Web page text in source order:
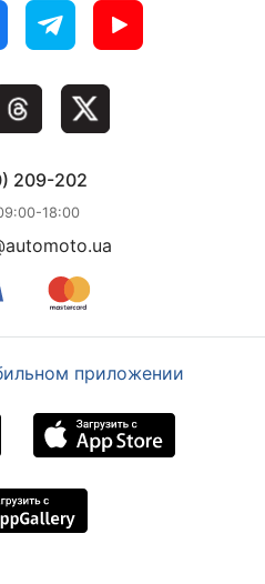
209-202
18:00
приложении